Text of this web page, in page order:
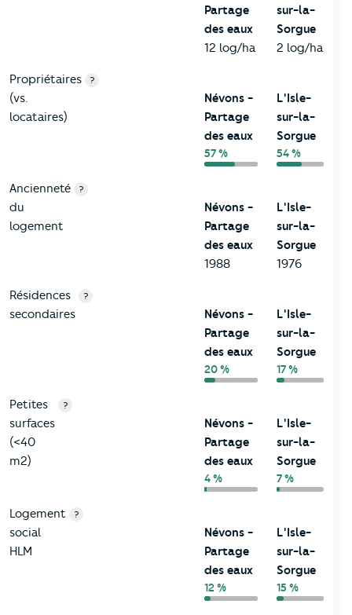
Partage
des eaux
12 log/ha
sur-la-
Sorgue
2 log/ha
Propriétaires
(vs.
locataires)
?
Névons -
Partage
des eaux
57 %
L'Isle-
sur-la-
Sorgue
54 %
Ancienneté
du
logement
?
Névons -
Partage
des eaux
1988
L'Isle-
sur-la-
Sorgue
1976
Résidences
secondaires
?
Névons -
Partage
des eaux
20 %
L'Isle-
sur-la-
Sorgue
17 %
Petites
surfaces
(<40
m2)
?
Névons -
Partage
des eaux
4 %
L'Isle-
sur-la-
Sorgue
7 %
Logement
social
HLM
?
Névons -
Partage
des eaux
12 %
L'Isle-
sur-la-
Sorgue
15 %